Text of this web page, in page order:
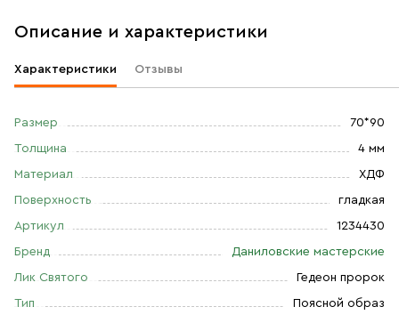
Описание и характеристики
Характеристики Отзывы
Размер 70*90
Толщина 4 мм
Материал ХДФ
Поверхность гладкая
Артикул 1234430
Бренд Даниловские мастерские
Лик Святого Гедеон пророк
Тип Поясной образ